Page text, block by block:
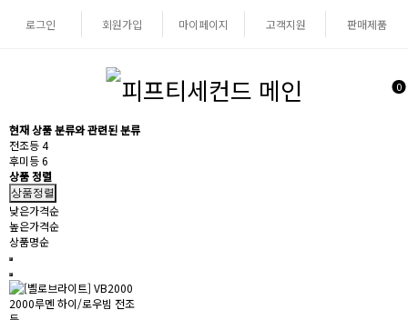
로그인 회원가입 마이페이지 고객지원 판매제품
0
현재 상품 분류와 관련된 분류
전조등4
후미등6
상품 정렬
상품정렬
낮은가격순
높은가격순
상품명순